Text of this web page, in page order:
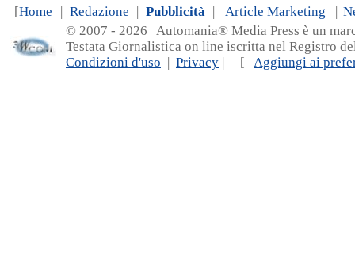
[Home | Redazione | Pubblicità | Article Marketing |
© 2007 - 2026 Automania® Media Press è un
Testata Giornalistica on line iscritta nel Registro
Condizioni d'uso | Privacy | [ Aggiungi ai